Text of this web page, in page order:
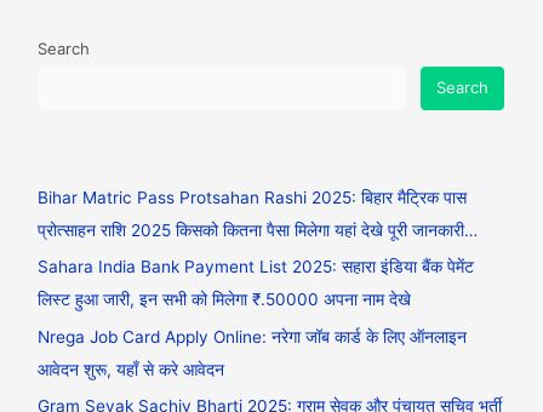
Search
Search
Bihar Matric Pass Protsahan Rashi 2025: बिहार मैट्रिक पास
प्रोत्साहन राशि 2025 किसको कितना पैसा मिलेगा यहां देखे पूरी जानकारी…
Sahara India Bank Payment List 2025: सहारा इंडिया बैंक पेमेंट
लिस्ट हुआ जारी, इन सभी को मिलेगा ₹.50000 अपना नाम देखे
Nrega Job Card Apply Online: नरेगा जॉब कार्ड के लिए ऑनलाइन
आवेदन शुरू, यहाँ से करे आवेदन
Gram Sevak Sachiv Bharti 2025: ग्राम सेवक और पंचायत सचिव भर्ती